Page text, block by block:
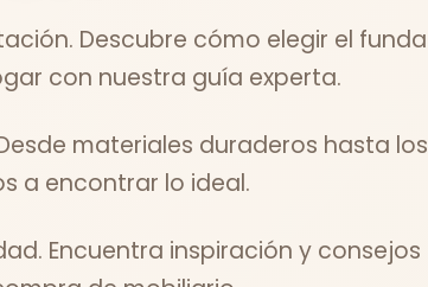
Descubre cómo elegir el funda
con nuestra guía experta.
materiales duraderos hasta los
a encontrar lo ideal.
Encuentra inspiración y consejos